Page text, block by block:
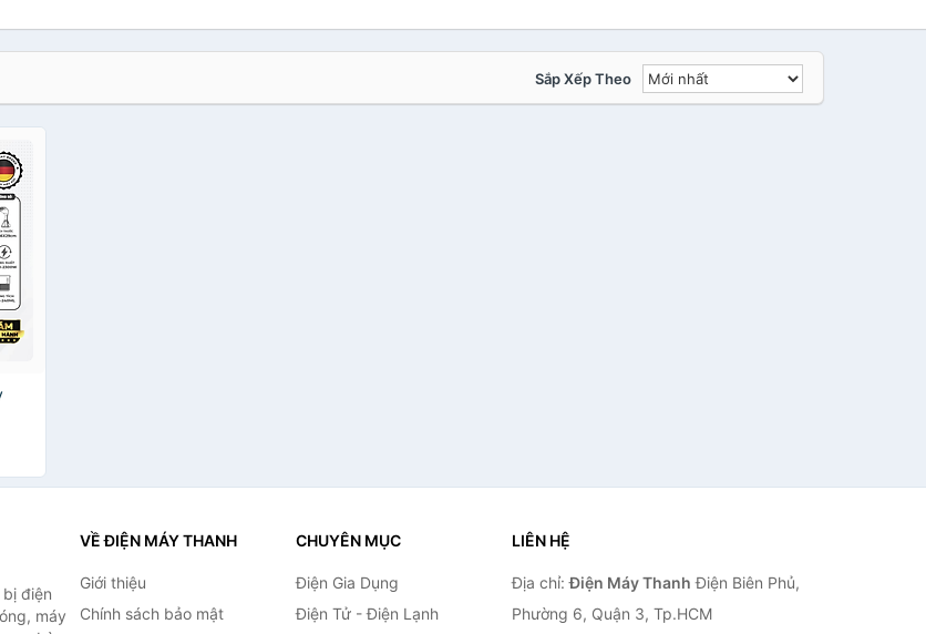
Sắp Xếp Theo
2
điện
máy
VỀ ĐIỆN MÁY THANH
Giới thiệu
Chính sách bảo mật
CHUYÊN MỤC
Điện Gia Dụng
Điện Tử - Điện Lạnh
LIÊN HỆ
Địa chỉ:Điện Máy Thanh Điện Biên Phủ,
Phường 6, Quận 3, Tp.HCM